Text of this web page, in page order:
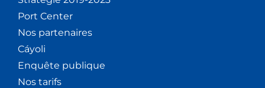
Port Center
Nos partenaires
Cáyoli
Enquête publique
Nos tarifs